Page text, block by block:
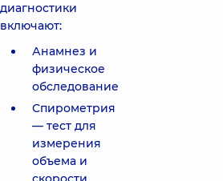
диагностики
включают:
Анамнез и
физическое
обследование
Спирометрия
— тест для
измерения
объема и